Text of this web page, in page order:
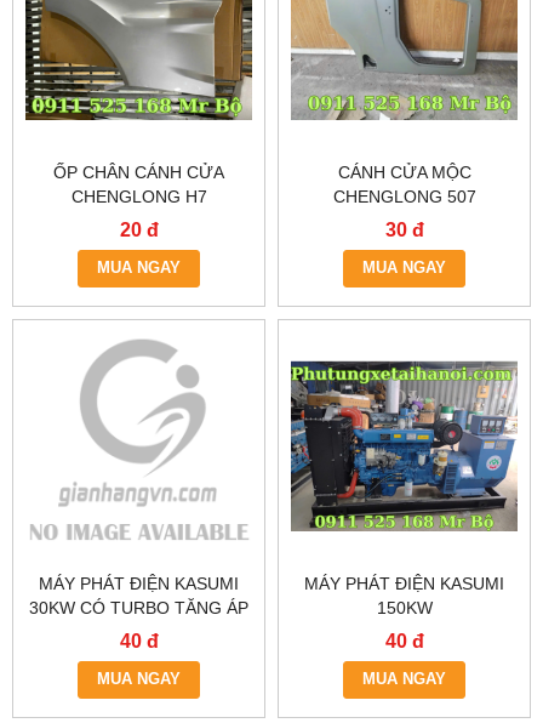
ỐP CHÂN CÁNH CỬA
CHENGLONG H7
20 đ
MUA NGAY
CÁNH CỬA MỘC
CHENGLONG 507
30 đ
MUA NGAY
MÁY PHÁT ĐIỆN KASUMI
30KW CÓ TURBO TĂNG ÁP
40 đ
MUA NGAY
MÁY PHÁT ĐIỆN KASUMI
150KW
40 đ
MUA NGAY